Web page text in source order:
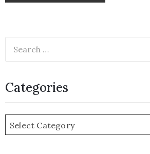
Categories
Select Category